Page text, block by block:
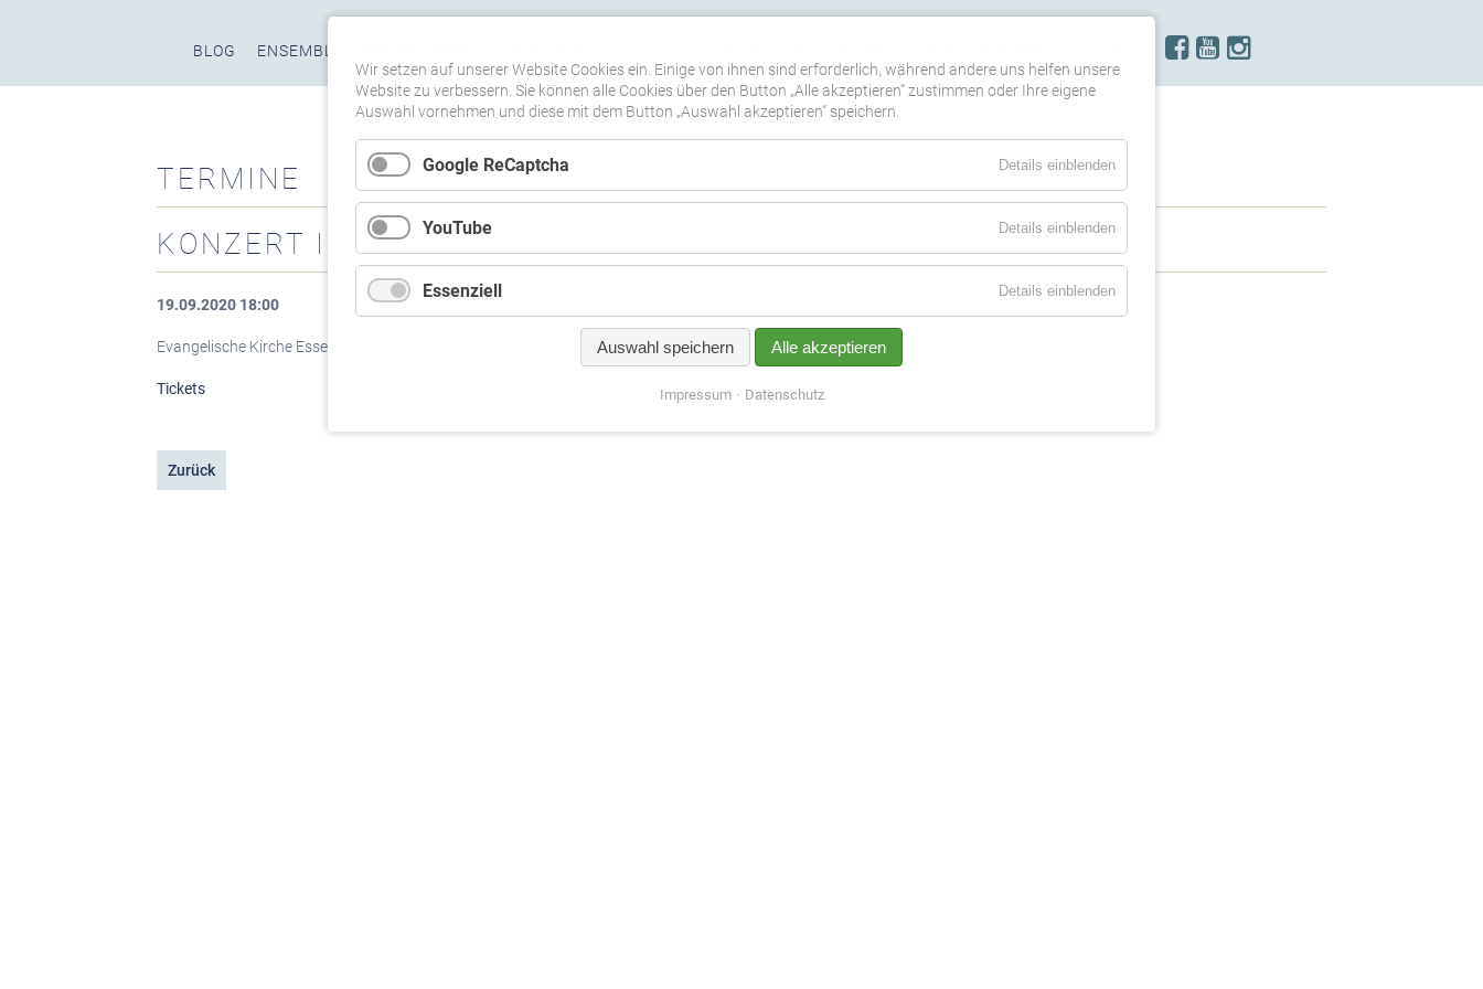
Navigation
BLOG ENSEMBLE
TERMINE
KONZERT IN ESSEN
19.09.2020 18:00
Evangelische Kirche Essen-Werden
Tickets
Zurück
Wir setzen auf unserer Website Cookies ein. Einige von ihnen sind erforderlich, während andere uns helfen unsere
Website zu verbessern. Sie können alle Cookies über den Button „Alle akzeptieren“ zustimmen oder Ihre eigene
Auswahl vornehmen und diese mit dem Button „Auswahl akzeptieren“ speichern.
Google ReCaptcha Details einblenden
YouTube Details einblenden
Essenziell Details einblenden
Auswahl speichern Alle akzeptieren
Impressum Datenschutz